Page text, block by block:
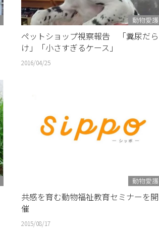
動物愛護
ペットショップ視察報告 「糞尿だら
け」「小さすぎるケース」
2016/04/25
動物愛護
共感を育む動物福祉教育セミナーを開
催
2015/08/17